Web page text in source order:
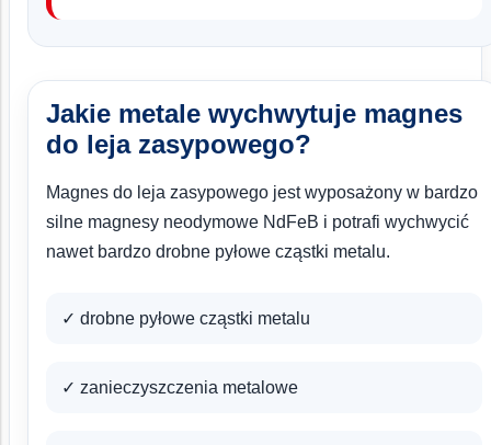
Jakie metale wychwytuje magnes
do leja zasypowego?
Magnes do leja zasypowego jest wyposażony w bardzo
silne magnesy neodymowe NdFeB i potrafi wychwycić
nawet bardzo drobne pyłowe cząstki metalu.
✓ drobne pyłowe cząstki metalu
✓ zanieczyszczenia metalowe